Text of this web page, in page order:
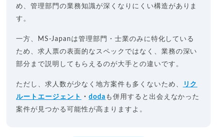
め、管理部門の業務知識が深くなりにくい構造がありま
す。
一方、MS-Japanは管理部門・士業のみに特化している
ため、求人票の表面的なスペックではなく、業務の深い
部分まで説明してもらえるのが大手との違いです。
ただし、求人数が少なく地方案件も多くないため、
リク
ルートエージェント
・doda も併用すると出会えなかった
案件が見つかる可能性が高まりますよ。